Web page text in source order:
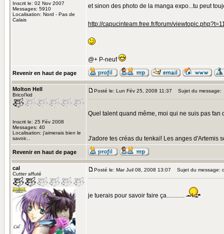
Inscrit le: 02 Nov 2007
Messages: 5910
Localisation: Nord - Pas de
Calais
et sinon des photo de la manga expo...tu peut
http://capucinteam.free.fr/forum/
@+ P-neuf
Revenir en haut de page
Molton Hell
Bricol'kid
Inscrit le: 25 Fév 2008
Messages: 40
Localisation: j'aimerais bien le
savoir...
Posté le: Lun Fév 25, 2008 11:37 Sujet du message:
Quel talent quand même, moi qui ne suis pas
J'adore tes créas du tenkaï! Les anges d'Artemis
Revenir en haut de page
cal
Cutter affuté
Posté le: Mar Juil 08, 2008 13:07 Sujet du message:
je tuerais pour savoir faire ça............